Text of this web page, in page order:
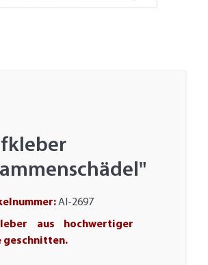
AI-2697
aus hochwertiger
geschnitten.